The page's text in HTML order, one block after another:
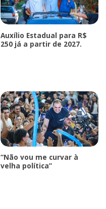
Auxílio Estadual para R$
250 já a partir de 2027.
“Não vou me curvar à
velha política”